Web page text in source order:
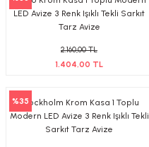
Armatürler
LED Avize 3 Renk Işıklı Tekli Sarkıt
Tarz Avize
2.160,00 TL
1.404,00 TL
%35Stockholm Krom Kasa 1 Toplu
Modern LED Avize 3 Renk Işıklı Tekli
Sarkıt Tarz Avize